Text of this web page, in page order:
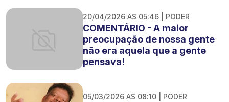
20/04/2026 AS 05:46 | PODER
COMENTÁRIO - A maior
preocupação de nossa gente
não era aquela que a gente
pensava!
05/03/2026 AS 08:10 | PODER